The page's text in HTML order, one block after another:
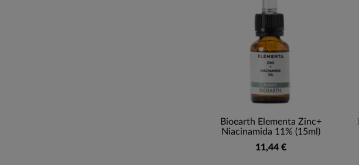
Bioearth Elementa Zinc+
Niacinamida 11% (15ml)
11,44 €